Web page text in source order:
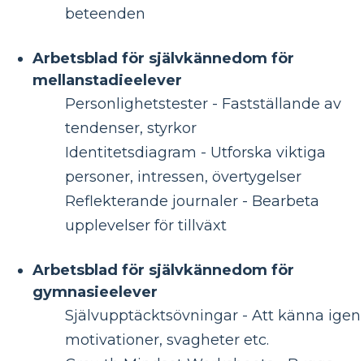
beteenden
Arbetsblad för självkännedom för
mellanstadieelever
Personlighetstester - Fastställande av
tendenser, styrkor
Identitetsdiagram - Utforska viktiga
personer, intressen, övertygelser
Reflekterande journaler - Bearbeta
upplevelser för tillväxt
Arbetsblad för självkännedom för
gymnasieelever
Självupptäcktsövningar - Att känna igen
motivationer, svagheter etc.